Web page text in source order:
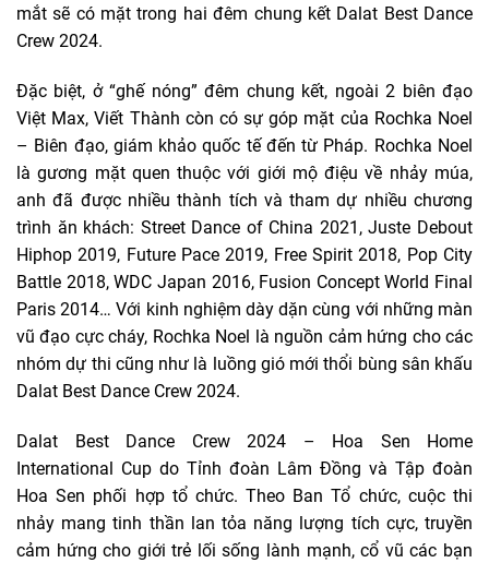
mắt sẽ có mặt trong hai đêm chung kết Dalat Best Dance
Crew 2024.
Đặc biệt, ở “ghế nóng” đêm chung kết, ngoài 2 biên đạo
Việt Max, Viết Thành còn có sự góp mặt của Rochka Noel
– Biên đạo, giám khảo quốc tế đến từ Pháp. Rochka Noel
là gương mặt quen thuộc với giới mộ điệu về nhảy múa,
anh đã được nhiều thành tích và tham dự nhiều chương
trình ăn khách: Street Dance of China 2021, Juste Debout
Hiphop 2019, Future Pace 2019, Free Spirit 2018, Pop City
Battle 2018, WDC Japan 2016, Fusion Concept World Final
Paris 2014… Với kinh nghiệm dày dặn cùng với những màn
vũ đạo cực cháy, Rochka Noel là nguồn cảm hứng cho các
nhóm dự thi cũng như là luồng gió mới thổi bùng sân khấu
Dalat Best Dance Crew 2024.
Dalat Best Dance Crew 2024 – Hoa Sen Home
International Cup do Tỉnh đoàn Lâm Đồng và Tập đoàn
Hoa Sen phối hợp tổ chức. Theo Ban Tổ chức, cuộc thi
nhảy mang tinh thần lan tỏa năng lượng tích cực, truyền
cảm hứng cho giới trẻ lối sống lành mạnh, cổ vũ các bạn